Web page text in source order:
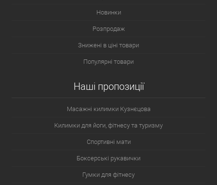
Новинки
Розпродаж
Знижені в ціні товари
Популярні товари
Наші пропозиції
Масажні килимки Кузнєцова
Килимки для йоги, фітнесу та туризму
Спортивні мати
Боксерські рукавички
Гумки для фітнесу